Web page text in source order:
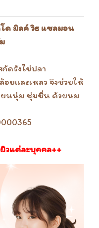
โด มิลค์ วิธ แซลมอน
ดรังไข่ปลา
และเหลว จึงช่วยให้
ยนนุ่ม ชุ่มชื่น ด้วยนม
วแต่ละบุคคล++